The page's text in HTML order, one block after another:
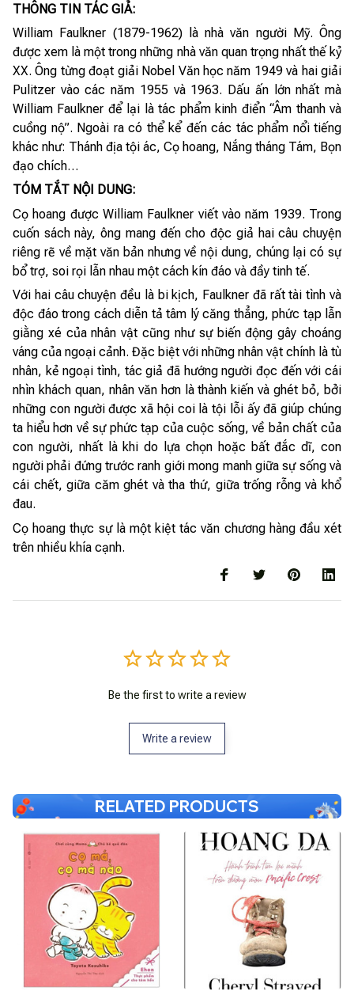
THÔNG TIN TÁC GIẢ:
William Faulkner (1879-1962) là nhà văn người Mỹ. Ông
được xem là một trong những nhà văn quan trọng nhất thế kỷ
XX. Ông từng đoạt giải Nobel Văn học năm 1949 và hai giải
Pulitzer vào các năm 1955 và 1963. Dấu ấn lớn nhất mà
William Faulkner để lại là tác phẩm kinh điển “Âm thanh và
cuồng nộ”. Ngoài ra có thể kể đến các tác phẩm nổi tiếng
khác như: Thánh địa tội ác, Cọ hoang, Nắng tháng Tám, Bọn
đạo chích…
TÓM TẮT NỘI DUNG:
Cọ hoang được William Faulkner viết vào năm 1939. Trong
cuốn sách này, ông mang đến cho độc giả hai câu chuyện
riêng rẽ về mặt văn bản nhưng về nội dung, chúng lại có sự
bổ trợ, soi rọi lẫn nhau một cách kín đáo và đầy tinh tế.
Với hai câu chuyện đều là bi kịch, Faulkner đã rất tài tình và
độc đáo trong cách diễn tả tâm lý căng thẳng, phức tạp lẫn
giằng xé của nhân vật cũng như sự biến động gây choáng
váng của ngoại cảnh. Đặc biệt với những nhân vật chính là tù
nhân, kẻ ngoại tình, tác giả đã hướng người đọc đến với cái
nhìn khách quan, nhân văn hơn là thành kiến và ghét bỏ, bởi
những con người được xã hội coi là tội lỗi ấy đã giúp chúng
ta hiểu hơn về sự phức tạp của cuộc sống, về bản chất của
con người, nhất là khi do lựa chọn hoặc bất đắc dĩ, con
người phải đứng trước ranh giới mong manh giữa sự sống và
cái chết, giữa căm ghét và tha thứ, giữa trống rỗng và khổ
đau.
Cọ hoang thực sự là một kiệt tác văn chương hàng đầu xét
trên nhiều khía cạnh.
Be the first to write a review
Write a review
RELATED PRODUCTS